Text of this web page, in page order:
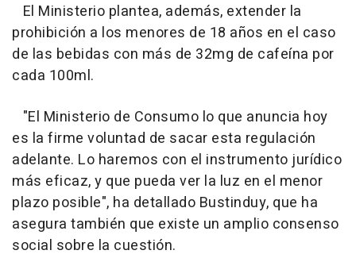
El Ministerio plantea, además, extender la
prohibición a los menores de 18 años en el caso
de las bebidas con más de 32mg de cafeína por
cada 100ml.
"El Ministerio de Consumo lo que anuncia hoy
es la firme voluntad de sacar esta regulación
adelante. Lo haremos con el instrumento jurídico
más eficaz, y que pueda ver la luz en el menor
plazo posible", ha detallado Bustinduy, que ha
asegura también que existe un amplio consenso
social sobre la cuestión.